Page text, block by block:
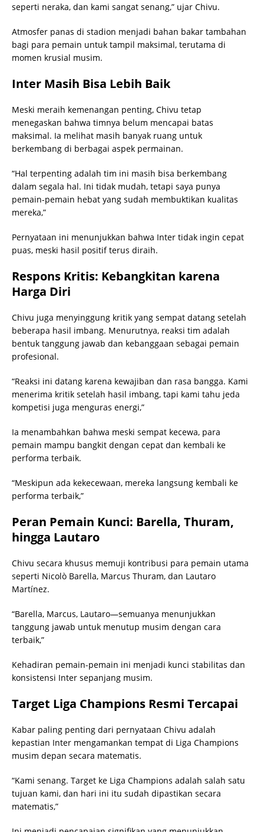
seperti neraka, dan kami sangat senang,” ujar Chivu.
Atmosfer panas di stadion menjadi bahan bakar tambahan
bagi para pemain untuk tampil maksimal, terutama di
momen krusial musim.
Inter Masih Bisa Lebih Baik
Meski meraih kemenangan penting, Chivu tetap
menegaskan bahwa timnya belum mencapai batas
maksimal. Ia melihat masih banyak ruang untuk
berkembang di berbagai aspek permainan.
“Hal terpenting adalah tim ini masih bisa berkembang
dalam segala hal. Ini tidak mudah, tetapi saya punya
pemain-pemain hebat yang sudah membuktikan kualitas
mereka,”
Pernyataan ini menunjukkan bahwa Inter tidak ingin cepat
puas, meski hasil positif terus diraih.
Respons Kritis: Kebangkitan karena
Harga Diri
Chivu juga menyinggung kritik yang sempat datang setelah
beberapa hasil imbang. Menurutnya, reaksi tim adalah
bentuk tanggung jawab dan kebanggaan sebagai pemain
profesional.
“Reaksi ini datang karena kewajiban dan rasa bangga. Kami
menerima kritik setelah hasil imbang, tapi kami tahu jeda
kompetisi juga menguras energi,”
Ia menambahkan bahwa meski sempat kecewa, para
pemain mampu bangkit dengan cepat dan kembali ke
performa terbaik.
“Meskipun ada kekecewaan, mereka langsung kembali ke
performa terbaik,”
Peran Pemain Kunci: Barella, Thuram,
hingga Lautaro
Chivu secara khusus memuji kontribusi para pemain utama
seperti Nicolò Barella, Marcus Thuram, dan Lautaro
Martínez.
“Barella, Marcus, Lautaro—semuanya menunjukkan
tanggung jawab untuk menutup musim dengan cara
terbaik,”
Kehadiran pemain-pemain ini menjadi kunci stabilitas dan
konsistensi Inter sepanjang musim.
Target Liga Champions Resmi Tercapai
Kabar paling penting dari pernyataan Chivu adalah
kepastian Inter mengamankan tempat di Liga Champions
musim depan secara matematis.
“Kami senang. Target ke Liga Champions adalah salah satu
tujuan kami, dan hari ini itu sudah dipastikan secara
matematis,”